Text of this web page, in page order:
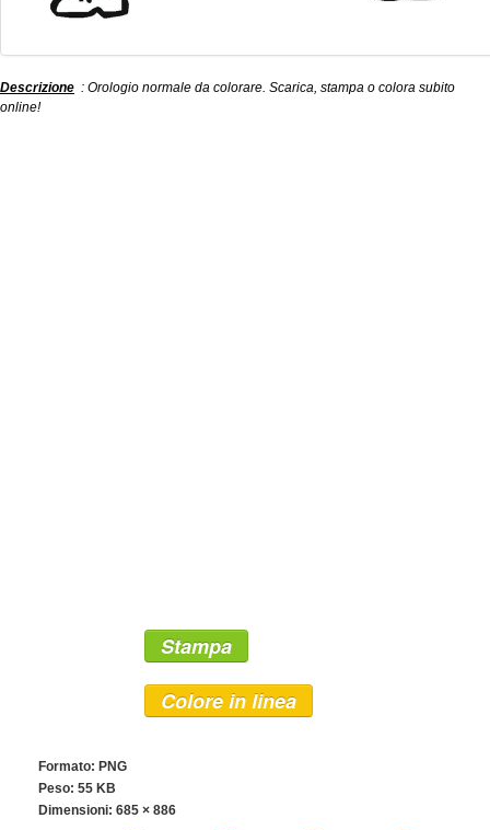
Descrizione : Orologio normale da colorare. Scarica, stampa o colora subito
online!
Stampa
Colore in linea
Formato: PNG
Peso: 55 KB
Dimensioni: 685 × 886